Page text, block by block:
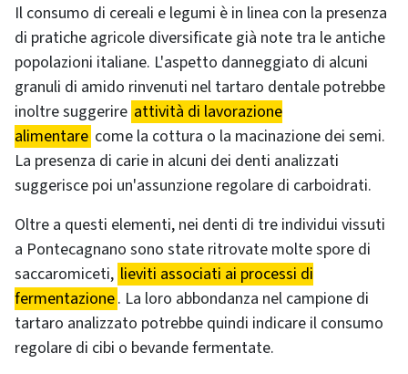
Il consumo di cereali e legumi è in linea con la presenza
di pratiche agricole diversificate già note tra le antiche
popolazioni italiane. L'aspetto danneggiato di alcuni
granuli di amido rinvenuti nel tartaro dentale potrebbe
inoltre suggerire attività di lavorazione
alimentare come la cottura o la macinazione dei semi.
La presenza di carie in alcuni dei denti analizzati
suggerisce poi un'assunzione regolare di carboidrati.
Oltre a questi elementi, nei denti di tre individui vissuti
a Pontecagnano sono state ritrovate molte spore di
saccaromiceti, lieviti associati ai processi di
fermentazione. La loro abbondanza nel campione di
tartaro analizzato potrebbe quindi indicare il consumo
regolare di cibi o bevande fermentate.